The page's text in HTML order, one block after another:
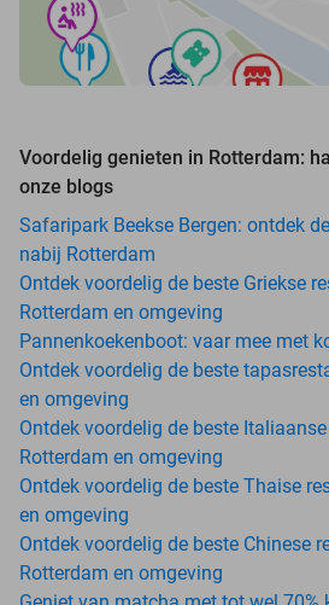
Voordelig genieten in Rotterdam:
onze blogs
Safaripark Beekse Bergen: ontdek
nabij Rotterdam
Ontdek voordelig de beste Griekse
Rotterdam en omgeving
Pannenkoekenboot: vaar mee met
Ontdek voordelig de beste
en omgeving
Ontdek voordelig de beste
Rotterdam en omgeving
Ontdek voordelig de beste Thaise
en omgeving
Ontdek voordelig de beste Chinese
Rotterdam en omgeving